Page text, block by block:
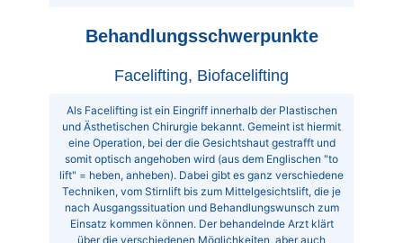
Behandlungsschwerpunkte
Facelifting, Biofacelifting
Als Facelifting ist ein Eingriff innerhalb der Plastischen
und Ästhetischen Chirurgie bekannt. Gemeint ist hiermit
eine Operation, bei der die Gesichtshaut gestrafft und
somit optisch angehoben wird (aus dem Englischen "to
lift" = heben, anheben). Dabei gibt es ganz verschiedene
Techniken, vom Stirnlift bis zum Mittelgesichtslift, die je
nach Ausgangssituation und Behandlungswunsch zum
Einsatz kommen können. Der behandelnde Arzt klärt
über die verschiedenen Möglichkeiten, aber auch